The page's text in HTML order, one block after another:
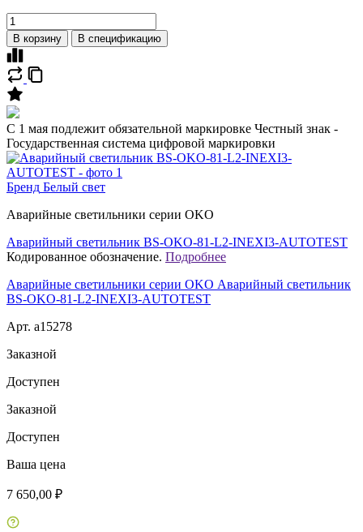
В корзину В спецификацию
C 1 мая подлежит обязательной маркировке Честный знак -
Государственная система цифровой маркировки
Бренд Белый свет
Аварийные светильники серии OKO
Аварийный светильник BS-OKO-81-L2-INEXI3-AUTOTEST
Кодированное обозначение. Подробнее
Аварийные светильники серии OKO Аварийный светильник
BS-OKO-81-L2-INEXI3-AUTOTEST
Арт. a15278
Заказной
Доступен
Заказной
Доступен
Ваша цена
7 650,00 ₽